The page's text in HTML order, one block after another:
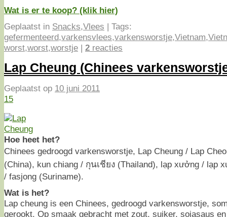
Wat is er te koop? (klik hier)
Geplaatst in Snacks,Vlees | Tags:
gefermenteerd,varkensvlees,varkensworstje,Vietnam,
worst,worst,worstje | 2 reacties
Lap Cheung (Chinees
Geplaatst op 10 juni 2011
15
Hoe heet het?
Chinees gedroogd varkensworstje, Lap Cheung / Lap
(China), kun chiang / กุนเชียง (Thailand), lạp xưởng / lạp
/ fasjong (Suriname).
Wat is het?
Lap cheung is een Chinees, gedroogd varkensworstje,
gerookt. Op smaak gebracht met zout, suiker, sojasaus